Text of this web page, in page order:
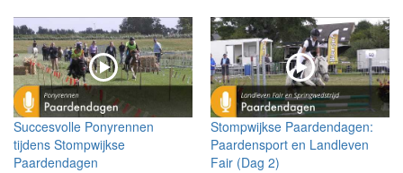
Succesvolle Ponyrennen
tijdens Stompwijkse
Paardendagen
Stompwijkse Paardendagen:
Paardensport en Landleven
Fair (Dag 2)